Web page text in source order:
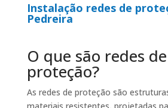
Instalação redes de
Pedreira
O que são redes de
proteção?
As redes de proteção são